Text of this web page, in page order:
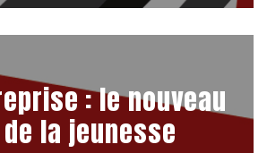
: le nouveau
la jeunesse